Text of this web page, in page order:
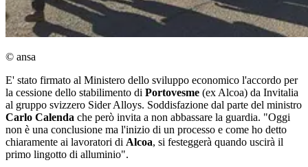
© ansa
E' stato firmato al Ministero dello sviluppo economico l'accordo per
la cessione dello stabilimento di Portovesme (ex Alcoa) da Invitalia
al gruppo svizzero Sider Alloys. Soddisfazione dal parte del ministro
Carlo Calenda che però invita a non abbassare la guardia. "Oggi
non è una conclusione ma l'inizio di un processo e come ho detto
chiaramente ai lavoratori di Alcoa, si festeggerà quando uscirà il
primo lingotto di alluminio".